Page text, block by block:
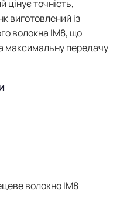
цінує точність,
виготовлений із
волокна IM8, що
максимальну передачу
волокно IM8